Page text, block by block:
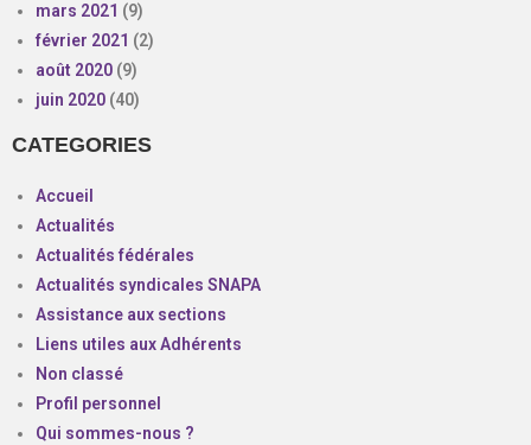
mars 2021 (9)
février 2021 (2)
août 2020 (9)
juin 2020 (40)
CATEGORIES
Accueil
Actualités
Actualités fédérales
Actualités syndicales SNAPA
Assistance aux sections
Liens utiles aux Adhérents
Non classé
Profil personnel
Qui sommes-nous ?